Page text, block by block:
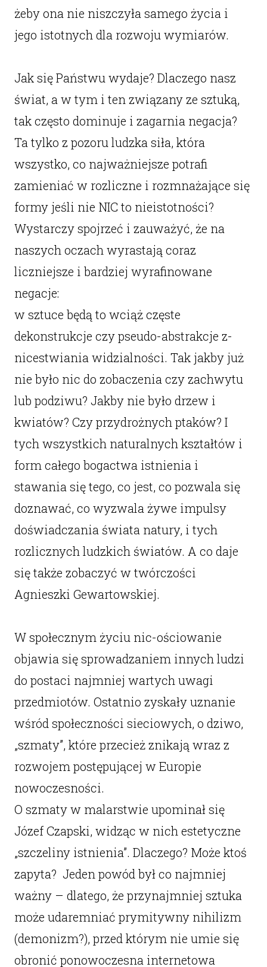
żeby ona nie niszczyła samego życia i
jego istotnych dla rozwoju wymiarów.
Jak się Państwu wydaje? Dlaczego nasz
świat, a w tym i ten związany ze sztuką,
tak często dominuje i zagarnia negacja?
Ta tylko z pozoru ludzka siła, która
wszystko, co najważniejsze potrafi
zamieniać w rozliczne i rozmnażające się
formy jeśli nie NIC to nieistotności?
Wystarczy spojrzeć i zauważyć, że na
naszych oczach wyrastają coraz
liczniejsze i bardziej wyrafinowane
negacje:
w sztuce będą to wciąż częste
dekonstrukcje czy pseudo-abstrakcje z-
nicestwiania widzialności. Tak jakby już
nie było nic do zobaczenia czy zachwytu
lub podziwu? Jakby nie było drzew i
kwiatów? Czy przydrożnych ptaków? I
tych wszystkich naturalnych kształtów i
form całego bogactwa istnienia i
stawania się tego, co jest, co pozwala się
doznawać, co wyzwala żywe impulsy
doświadczania świata natury, i tych
rozlicznych ludzkich światów. A co daje
się także zobaczyć w twórczości
Agnieszki Gewartowskiej.
W społecznym życiu nic-ościowanie
objawia się sprowadzaniem innych ludzi
do postaci najmniej wartych uwagi
przedmiotów. Ostatnio zyskały uznanie
wśród społeczności sieciowych, o dziwo,
„szmaty”, które przecież znikają wraz z
rozwojem postępującej w Europie
nowoczesności.
O szmaty w malarstwie upominał się
Józef Czapski, widząc w nich estetyczne
„szczeliny istnienia”. Dlaczego? Może ktoś
zapyta? Jeden powód był co najmniej
ważny – dlatego, że przynajmniej sztuka
może udaremniać prymitywny nihilizm
(demonizm?), przed którym nie umie się
obronić ponowoczesna internetowa